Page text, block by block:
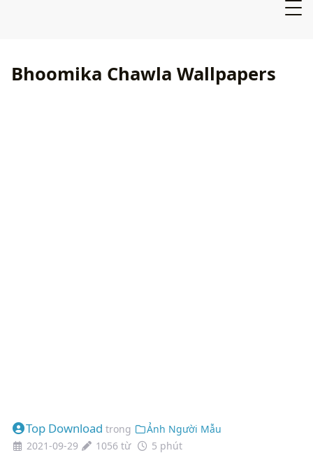
Bhoomika Chawla Wallpapers
Top Download trong
Ảnh Người Mẫu
2021-09-29
1056 từ 5 phút